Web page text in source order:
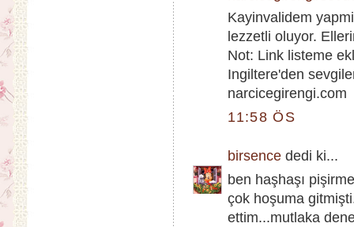
Kayinvalidem
lezzetli oluyor.
Not: Link listeme
Ingiltere'den
narcicegirengi.com
11:58 ÖS
birsence dedi ki...
ben haşhaşı
çok hoşuma
ettim...mutlaka